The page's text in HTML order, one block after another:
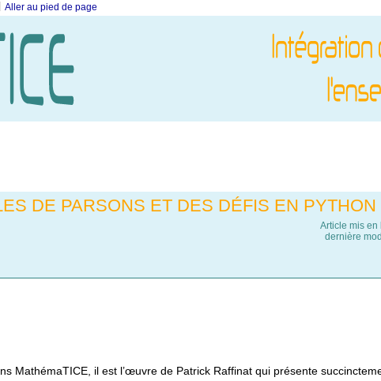
Aller au pied de page
DE PARSONS ET DES DÉFIS EN PYTHON
Article mis en
dernière
MathémaTICE, il est l’œuvre de Patrick Raffinat qui présente